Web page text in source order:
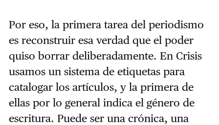
Por eso, la primera tarea del periodismo
es reconstruir esa verdad que el poder
quiso borrar deliberadamente. En Crisis
usamos un sistema de etiquetas para
catalogar los artículos, y la primera de
ellas por lo general indica el género de
escritura. Puede ser una crónica, una